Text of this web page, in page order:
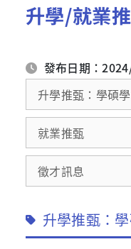
升學/就業
發布日期：
升學推甄：學碩
就業推甄
徵才訊息
升學推甄：